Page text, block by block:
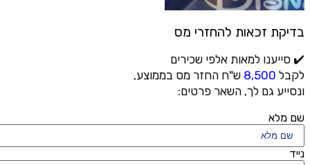
בדיקת זכאות להחזרי מס
✔️ סייענו למאות אלפי שכירים
לקבל 8,500 ש"ח החזר מס בממוצע,
ונסייע גם לך, השאר פרטים:
שם מלא
נייד